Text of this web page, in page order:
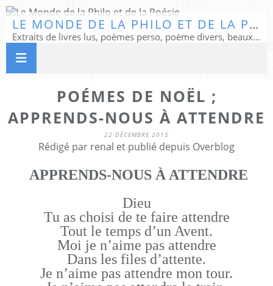
LE MONDE DE LA PHILO ET DE LA POÉSIE
Extraits de livres lus, poèmes perso, poème divers, beaux textes...
POÉMES DE NOËL ;
APPRENDS-NOUS À ATTENDRE
22 DÉCEMBRE 2015
Rédigé par renal et publié depuis Overblog
APPRENDS-NOUS À ATTENDRE
Dieu
Tu as choisi de te faire attendre
Tout le temps d’un Avent.
Moi je n’aime pas attendre
Dans les files d’attente.
Je n’aime pas attendre mon tour.